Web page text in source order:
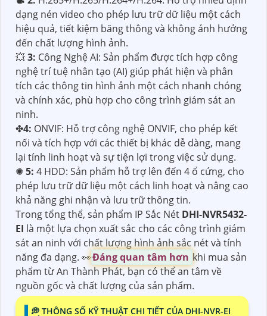
dạng nén video cho phép lưu trữ dữ liệu một cách
hiệu quả, tiết kiệm băng thông và không ảnh hưởng
đến chất lượng hình ảnh.
💥3: Công Nghệ AI: Sản phẩm được tích hợp công
nghệ trí tuệ nhân tạo (AI) giúp phát hiện và phân
tích các thông tin hình ảnh một cách nhanh chóng
và chính xác, phù hợp cho công trình giám sát an
ninh.
✤4: ONVIF: Hỗ trợ công nghệ ONVIF, cho phép kết
nối và tích hợp với các thiết bị khác dễ dàng, mang
lại tính linh hoạt và sự tiện lợi trong việc sử dụng.
✺5: 4 HDD: Sản phẩm hỗ trợ lên đến 4 ổ cứng, cho
phép lưu trữ dữ liệu một cách linh hoạt và nâng cao
khả năng ghi nhận và lưu trữ thông tin.
Trong tổng thể, sản phẩm IP Sắc Nét DHI-NVR5432-
EI là một lựa chọn xuất sắc cho các công trình giám
sát an ninh với chất lượng hình ảnh sắc nét và tính
năng đa dạng. ️👀Đáng quan tâm hơn khi mua sản
phẩm từ An Thành Phát, bạn có thể an tâm về
nguồn gốc và chất lượng của sản phẩm.
️💭 THÔNG SỐ KỸ THUẬT CHI TIẾT CỦA DHI-NVR-EI